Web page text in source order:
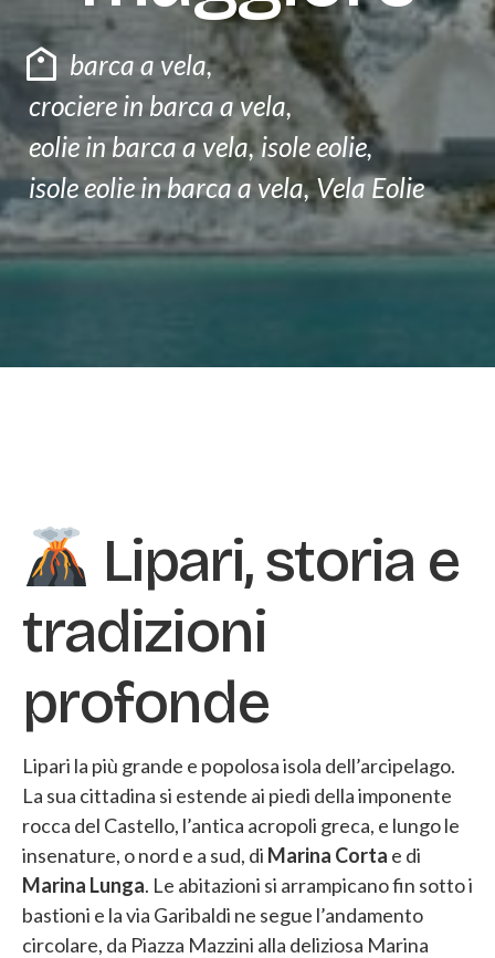
F.A.Q
CONTATTI
barca a vela,
crociere in barca a vela,
eolie in barca a vela, isole eolie,
isole eolie in barca a vela, Vela Eolie
Lipari, storia e
tradizioni
profonde
Lipari la più grande e popolosa isola dell’arcipelago.
La sua cittadina si estende ai piedi della imponente
rocca del Castello, l’antica acropoli greca, e lungo le
insenature, o nord e a sud, di Marina Corta e di
Marina Lunga. Le abitazioni si arrampicano fin sotto i
bastioni e la via Garibaldi ne segue l’andamento
circolare, da Piazza Mazzini alla deliziosa Marina